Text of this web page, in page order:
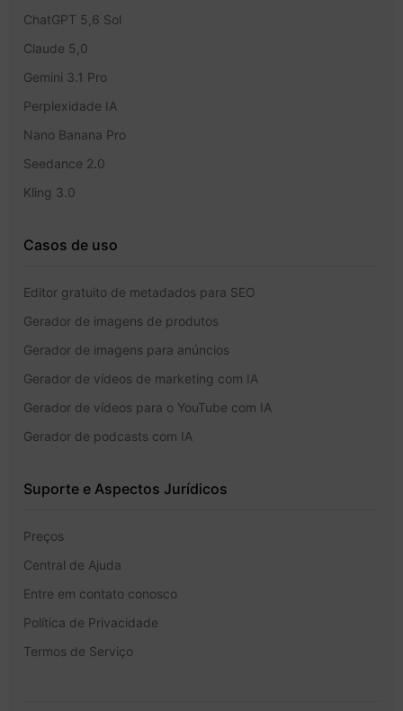
ChatGPT 5,6 Sol
Claude 5,0
Gemini 3.1 Pro
Perplexidade IA
Nano Banana Pro
Seedance 2.0
Kling 3.0
Casos de uso
Editor gratuito de metadados para SEO
Gerador de imagens de produtos
Gerador de imagens para anúncios
Gerador de vídeos de marketing com IA
Gerador de vídeos para o YouTube com IA
Gerador de podcasts com IA
Suporte e Aspectos Jurídicos
Preços
Central de Ajuda
Entre em contato conosco
Política de Privacidade
Termos de Serviço